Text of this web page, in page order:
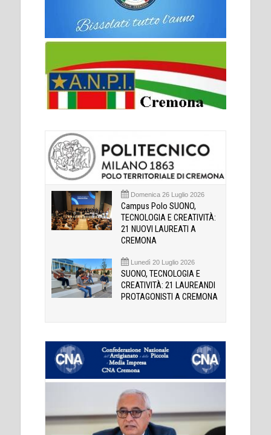
Domenica 26 Luglio 2026
Campus Polo SUONO,
TECNOLOGIA E CREATIVITÀ:
21 NUOVI LAUREATI A
CREMONA
Lunedì 20 Luglio 2026
SUONO, TECNOLOGIA E
CREATIVITÀ: 21 LAUREANDI
PROTAGONISTI A CREMONA